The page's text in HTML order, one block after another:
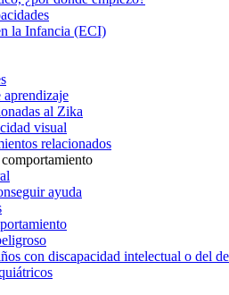
la Infancia (ECI)
aprendizaje
al Zika
visual
relacionados
ayuda
con discapacidad intelectual o del